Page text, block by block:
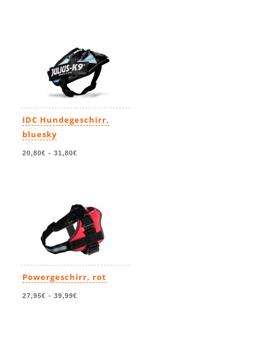
IDC Hundegeschirr,
bluesky
20,80€ - 31,80€
Powergeschirr, rot
27,95€ - 39,99€